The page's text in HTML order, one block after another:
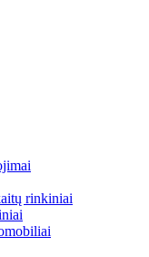
rinkiniai